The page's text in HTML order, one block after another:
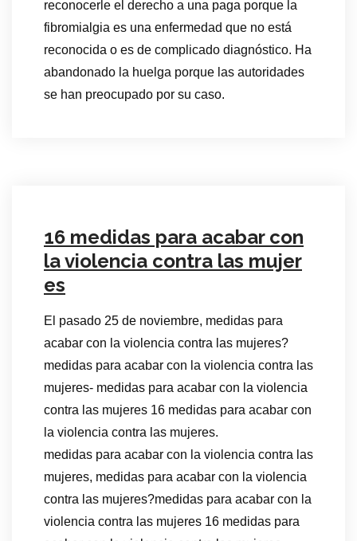
reconocerle el derecho a una paga porque la
fibromialgia es una enfermedad que no está
reconocida o es de complicado diagnóstico. Ha
abandonado la huelga porque las autoridades
se han preocupado por su caso.
16 medidas para acabar con
la violencia contra las mujer
es
El pasado 25 de noviembre, medidas para
acabar con la violencia contra las mujeres?
medidas para acabar con la violencia contra las
mujeres- medidas para acabar con la violencia
contra las mujeres 16 medidas para acabar con
la violencia contra las mujeres.
medidas para acabar con la violencia contra las
mujeres, medidas para acabar con la violencia
contra las mujeres?medidas para acabar con la
violencia contra las mujeres 16 medidas para